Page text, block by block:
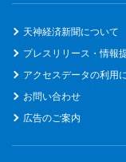
天神経済新聞について
プレスリリース・情報
アクセスデータの利用
お問い合わせ
広告のご案内